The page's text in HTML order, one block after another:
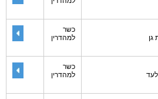
כשר
למהדרין
כשר
למהדרין